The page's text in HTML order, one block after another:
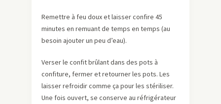
Remettre à feu doux et laisser confire 45
minutes en remuant de temps en temps (au
besoin ajouter un peu d’eau).
Verser le confit brûlant dans des pots à
confiture, fermer et retourner les pots. Les
laisser refroidir comme ça pour les stériliser.
Une fois ouvert, se conserve au réfrigérateur